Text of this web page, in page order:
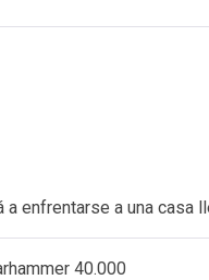
enfrentarse a una casa
40.000